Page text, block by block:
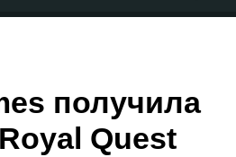
получила
Quest